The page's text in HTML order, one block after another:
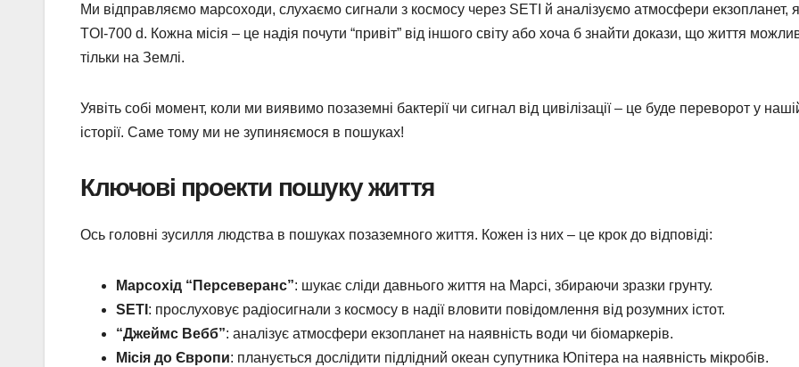
Ми відправляємо марсоходи, слухаємо сигнали з космосу через SETI й аналізуємо атмосфери екзопланет,
TOI-700 d. Кожна місія – це надія почути “привіт” від іншого світу або хоча б знайти докази, що життя
тільки на Землі.
Уявіть собі момент, коли ми виявимо позаземні бактерії чи сигнал від цивілізації – це буде переворот у
історії. Саме тому ми не зупиняємося в пошуках!
Ключові проекти пошуку життя
Ось головні зусилля людства в пошуках позаземного життя. Кожен із них – це крок до відповіді:
Марсохід “Персеверанс”: шукає сліди давнього життя на Марсі, збираючи зразки грунту.
SETI : прослуховує радіосигнали з космосу в надії вловити повідомлення від розумних істот.
“Джеймс Вебб”: аналізує атмосфери екзопланет на наявність води чи біомаркерів.
Місія до Європи: планується дослідити підлідний океан супутника Юпітера на наявність мікробів.